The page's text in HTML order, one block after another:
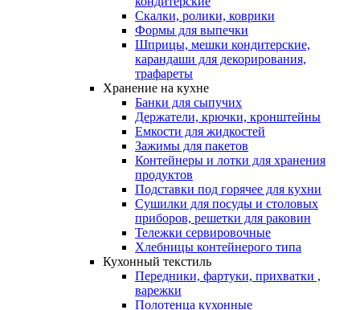
Скалки, ролики, коврики
Формы для выпечки
Шприцы, мешки кондитерские,
карандаши для декорирования,
трафареты
Хранение на кухне
Банки для сыпучих
Держатели, крючки, кронштейны
Емкости для жидкостей
Зажимы для пакетов
Контейнеры и лотки для хранения
продуктов
Подставки под горячее для кухни
Сушилки для посуды и столовых
приборов, решетки для раковин
Тележки сервировочные
Хлебницы контейнерого типа
Кухонный текстиль
Передники, фартуки, прихватки ,
варежки
Полотенца кухонные